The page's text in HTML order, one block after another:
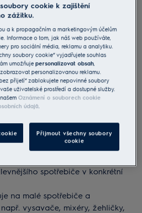
prodejců z řad kuchyňských
je platná pro kuchyňská studia do
při odběru kuchyňské linky.
4 spotřebiče z různých
minimálně dva vestavné
objednávku doplnit o volně
spotřebiče v konkrétní
na malé spotřebiče a
vysavače, mixéry, žehličky,
cookie k zajištění
zážitku.
a k propagačním a marketingovým účelům
Informace o tom, jak náš web používáte,
pro sociální média, reklamu a analytiku.
soubory cookie“ vyjadřujete souhlas
umožňujepersonalizovat obsah,
personalizovanou reklamu.
přijetí“ zablokujete nepovinné soubory
uživatelské prostředí a dostupné služby.
Oznámení o souborech cookie
údajů.
Přijmout všechny soubory
cookie